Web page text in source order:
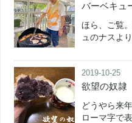
バーベキュ
ほら、ご覧
ュのナスよ
2019-10-25
欲望の奴隷
どうやら来
ローマ字で